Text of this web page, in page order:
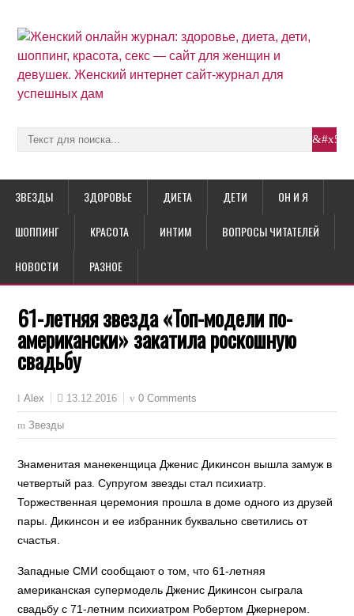
ЗВЕЗДЫ ЗДОРОВЬЕ ДИЕТА ДЕТИ ОН И Я
ШОППИНГ КРАСОТА ИНТИМ ВОПРОСЫ ЧИТАТЕЛЕЙ
НОВОСТИ РАЗНОЕ
61-летняя звезда «Топ-модели по-
американски» закатила роскошную
свадьбу
Alex 13.12.2016 0 Comments
Звезды
Знаменитая манекенщица Дженис Дикинсон вышла замуж в
четвертый раз. Супругом звезды стал психиатр.
Торжественная церемония прошла в доме одного из друзей
пары. Дикинсон и ее избранник буквально светились от
счастья.
Западные СМИ сообщают о том, что 61-летняя
американская супермодель Дженис Дикинсон сыграла
свадьбу с 71-летним психиатром Робертом Джернером.